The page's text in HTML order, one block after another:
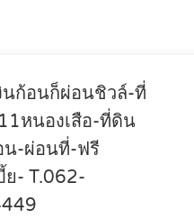
นก้อนก็ผ่อนชิวล์-ที่
หนองเสือ-ที่ดิน
น-ผ่อนที่-ฟรี
ย- T.062-